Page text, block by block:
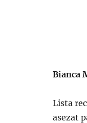
Bianca
Lista
asezat